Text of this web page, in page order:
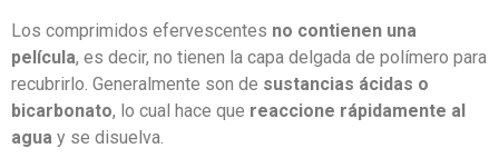
Los comprimidos efervescentes no contienen una
película, es decir, no tienen la capa delgada de polímero para
recubrirlo. Generalmente son de sustancias ácidas o
bicarbonato, lo cual hace que reaccione rápidamente al
agua y se disuelva.